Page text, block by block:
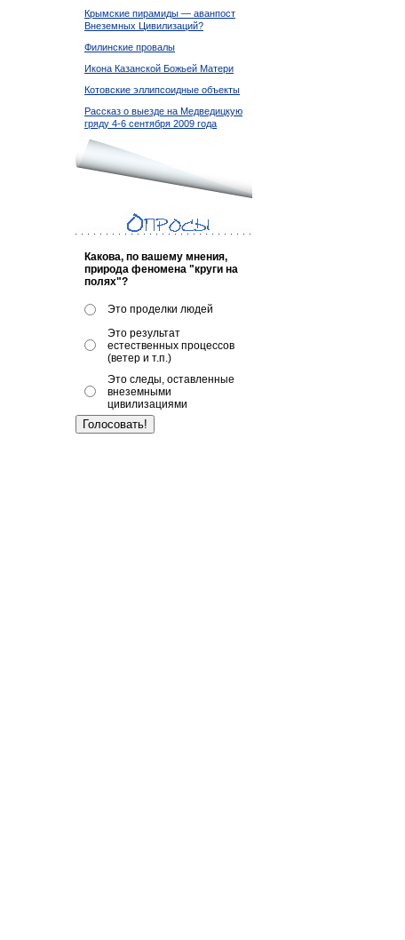
Крымские пирамиды — аванпост
Внеземных Цивилизаций?
Филинские провалы
Икона Казанской Божьей Матери
Котовские эллипсоидные объекты
Рассказ о выезде на Медведицкую
гряду 4-6 сентября 2009 года
Какова, по вашему мнения,
природа феномена "круги на
полях"?
Это проделки людей
Это результат
естественных процессов
(ветер и т.п.)
Это следы, оставленные
внеземными
цивилизациями